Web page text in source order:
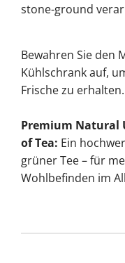
stone-ground
Bewahren Sie den
Kühlschrank auf,
Frische zu erhalten.
Premium Natural
of Tea: Ein
grüner Tee – für
Wohlbefinden im